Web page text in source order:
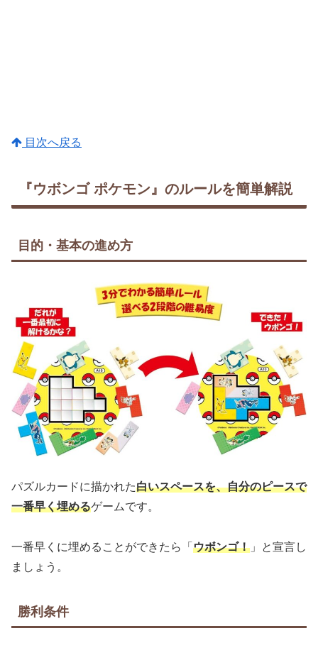
目次へ戻る
『ウボンゴ ポケモン』のルールを簡単解説
目的・基本の進め方
パズルカードに描かれた白いスペースを、自分のピースで
一番早く埋めるゲームです。
一番早くに埋めることができたら「 ウボンゴ！ 」と宣言し
ましょう。
勝利条件